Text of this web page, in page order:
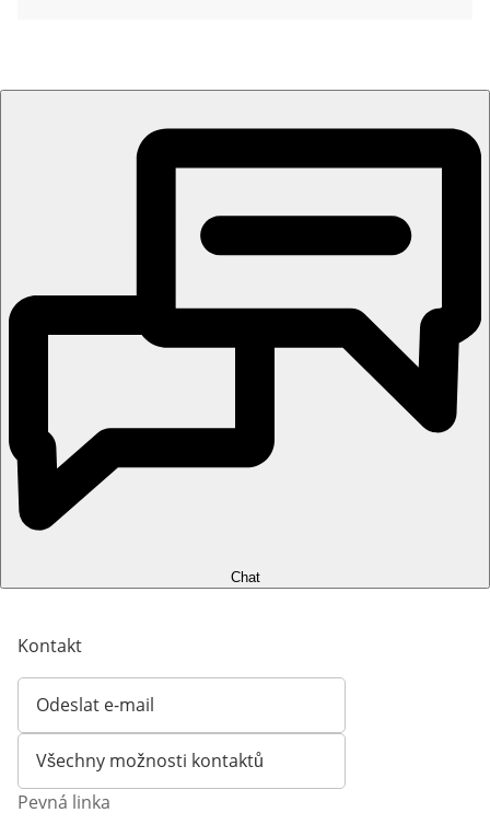
Chat
Kontakt
Odeslat e-mail
Otevírá e-mailového klienta
Všechny možnosti kontaktů
Pevná linka